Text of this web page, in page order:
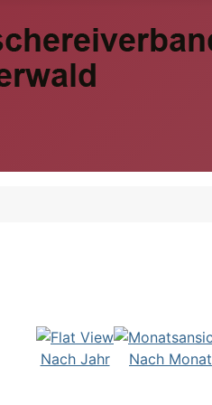
Nach Jahr Nach Monat